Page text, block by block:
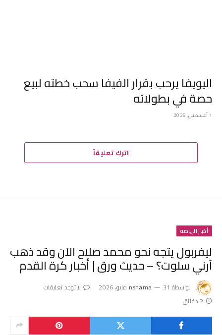
اليويفا يرحب بقرار الفيفا سحب خطته لبيع
حصة في بطولاته
1 أغسطس، 2026
اترك تعليقاً
أخبار الرياضة
ليفربول يتجه نحو محمد صلاح الآن وقد ذهب
آرني سلوت؟ – حديث ورق | أخبار كرة القدم
بواسطة nshama 31 مايو، 2026
لا توجد تعليقات
2 دقائق